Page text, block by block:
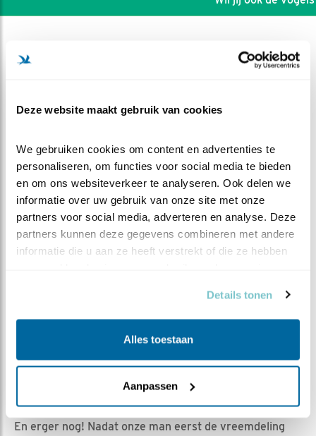
Deze website maakt gebruik van cookies
We gebruiken cookies om content en advertenties te
personaliseren, om functies voor social media te bieden
en om ons websiteverkeer te analyseren. Ook delen we
informatie over uw gebruik van onze site met onze
partners voor social media, adverteren en analyse. Deze
partners kunnen deze gegevens combineren met andere
informatie die u aan ze heeft verstrekt of die ze hebben
Details tonen
Alles toestaan
Aanpassen
DEEL DIT FILMPJE
Dieuwertje Smolenaars | Geplaatst op 10 april 2022,
| Bewaar dit filmpje
De soap gaat door!
Niet alleen hebben onze visarenden een storm moeten
doorstaan. Ook is de concurrentie nog niet weg.
En erger nog! Nadat onze man eerst de vreemdeling